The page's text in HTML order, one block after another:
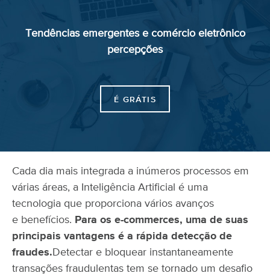
Tendências emergentes e comércioeletrônico
percepções
É GRÁTIS
Cada dia mais integrada a inúmeros processos em
várias áreas, a Inteligência Artificial é uma
tecnologia que proporciona vários avanços
e benefícios. Para os e-commerces, uma de suas
principais vantagens é a rápida detecção de
fraudes. Detectar e bloquear instantaneamente
transações fraudulentas tem se tornado um desafio